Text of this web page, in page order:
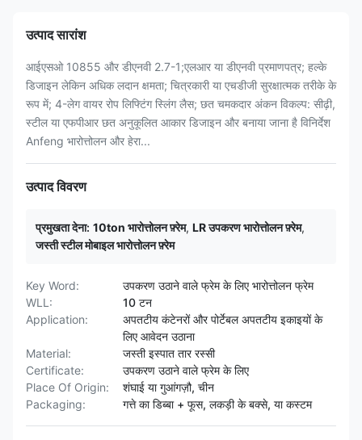
उत्पाद सारांश
आईएसओ 10855 और डीएनवी 2.7-1;एलआर या डीएनवी प्रमाणपत्र; हल्के
डिजाइन लेकिन अधिक लदान क्षमता; चित्रकारी या एचडीजी सुरक्षात्मक तरीके के
रूप में; 4-लेग वायर रोप लिफ्टिंग स्लिंग लैस; छत चमकदार अंकन विकल्प: सीढ़ी,
स्टील या एफपीआर छत अनुकूलित आकार डिजाइन और बनाया जाना है विनिर्देश
Anfeng भारोत्तोलन और हेरा...
उत्पाद विवरण
प्रमुखता देना: 10ton भारोत्तोलन फ़्रेम, LR उपकरण भारोत्तोलन फ़्रेम,
जस्ती स्टील मोबाइल भारोत्तोलन फ़्रेम
Key Word:
उपकरण उठाने वाले फ्रेम के लिए भारोत्तोलन फ्रेम
WLL:
10 टन
Application:
अपतटीय कंटेनरों और पोर्टेबल अपतटीय इकाइयों के
लिए आवेदन उठाना
Material:
जस्ती इस्पात तार रस्सी
Certificate:
उपकरण उठाने वाले फ्रेम के लिए
Place Of Origin:
शंघाई या गुआंगज़ौ, चीन
Packaging:
गत्ते का डिब्बा + फूस, लकड़ी के बक्से, या कस्टम